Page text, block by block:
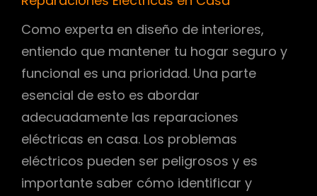
Como experta en diseño de interiores,
entiendo que mantener tu hogar seguro y
funcional es una prioridad. Una parte
esencial de esto es abordar
adecuadamente las reparaciones
eléctricas en casa. Los problemas
eléctricos pueden ser peligrosos y es
importante saber cómo identificar y